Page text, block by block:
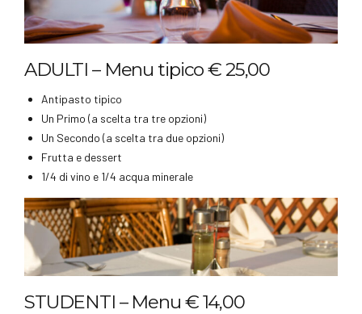
ADULTI – Menu tipico € 25,00
Antipasto tipico
Un Primo (a scelta tra tre opzioni)
Un Secondo (a scelta tra due opzioni)
Frutta e dessert
1/4 di vino e 1/4 acqua minerale
STUDENTI – Menu € 14,00